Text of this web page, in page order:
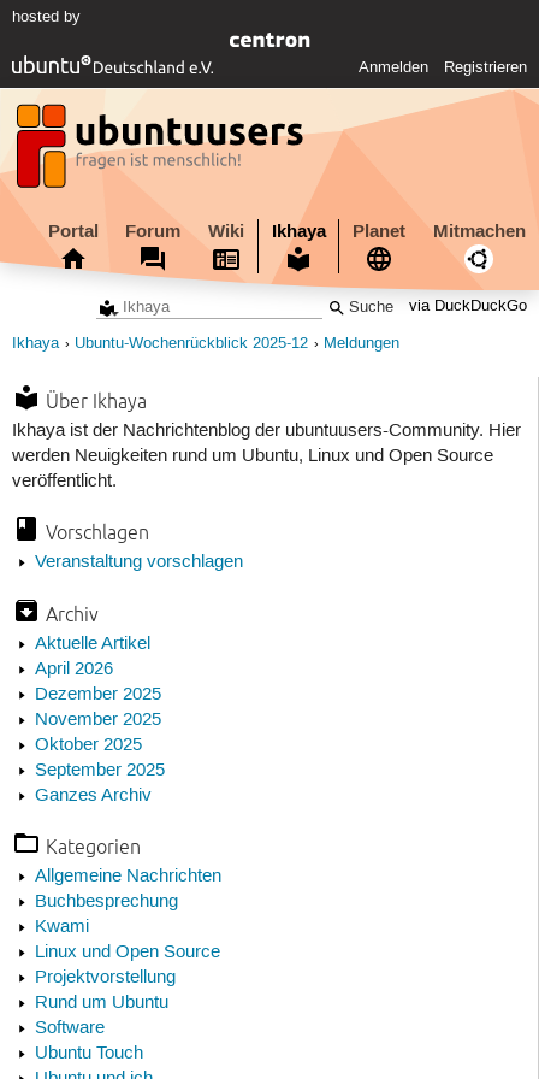
hosted by
Anmelden Registrieren
Portal Forum Wiki Ikhaya Planet Mitmachen
via DuckDuckGo
Ikhaya Ubuntu-Wochenrückblick 2025-12 Meldungen
Über Ikhaya
Ikhaya ist der Nachrichtenblog der ubuntuusers-Community. Hier
werden Neuigkeiten rund um Ubuntu, Linux und Open Source
veröffentlicht.
Vorschlagen
Veranstaltung vorschlagen
Archiv
Aktuelle Artikel
April 2026
Dezember 2025
November 2025
Oktober 2025
September 2025
Ganzes Archiv
Kategorien
Allgemeine Nachrichten
Buchbesprechung
Kwami
Linux und Open Source
Projektvorstellung
Rund um Ubuntu
Software
Ubuntu Touch